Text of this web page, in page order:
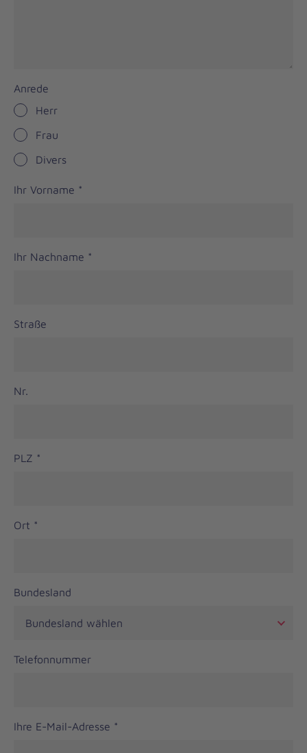
Anrede
Herr
Frau
Divers
Ihr Vorname *
Ihr Nachname *
Straße
Nr.
PLZ *
Ort *
Bundesland
Telefonnummer
Ihre E-Mail-Adresse *